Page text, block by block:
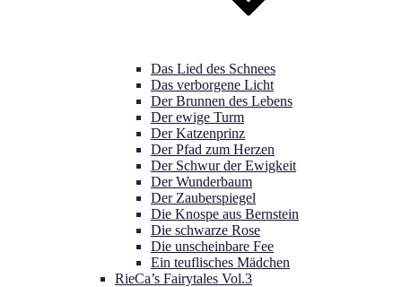
Das Lied des Schnees
Das verborgene Licht
Der Brunnen des Lebens
Der ewige Turm
Der Katzenprinz
Der Pfad zum Herzen
Der Schwur der Ewigkeit
Der Wunderbaum
Der Zauberspiegel
Die Knospe aus Bernstein
Die schwarze Rose
Die unscheinbare Fee
Ein teuflisches Mädchen
RieCa’s Fairytales Vol.3